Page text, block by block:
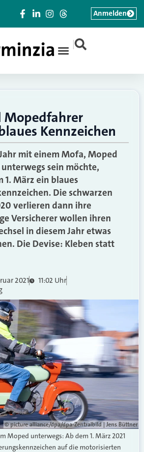
|
Anmelden
Mopedfahrer
Kennzeichen
mit einem Mofa, Moped
sein möchte,
1. März ein blaues
Die schwarzen
verlieren dann ihre
Versicherer wollen ihren
in diesem Jahr etwas
Die Devise: Kleben statt
2021
11:02 Uhr
© picture alliance/dpa/dpa-Zentralbild | Jens Büttner
Moped unterwegs: Ab dem 1. März 2021
auf die motorisierten